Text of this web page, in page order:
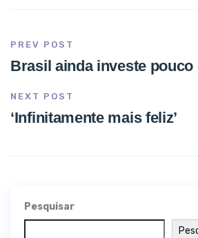
PREV POST
Brasil ainda investe pouco
NEXT POST
‘Infinitamente mais feliz’
Pesquisar